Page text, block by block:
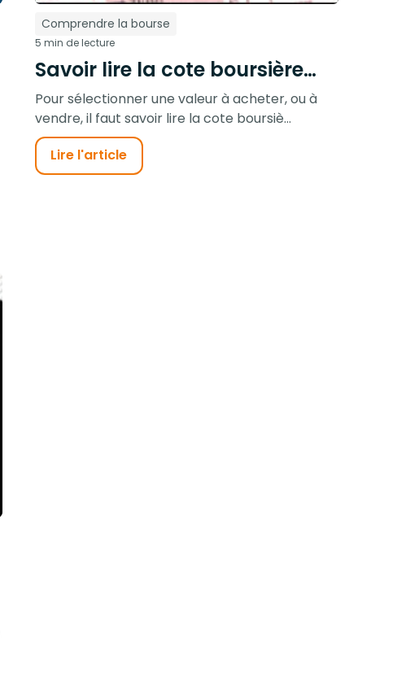
Comprendre la bourse
5 min de lecture
Savoir lire la cote boursière…
Pour sélectionner une valeur à acheter, ou à
vendre, il faut savoir lire la cote boursiè...
Lire l'article